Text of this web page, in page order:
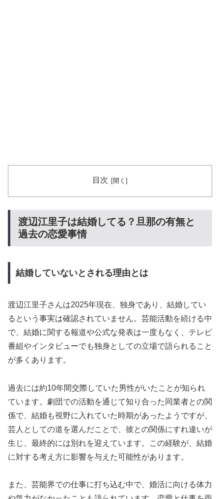
目次
渡辺江里子は結婚してる？旦那の有無と
過去の恋愛事情
結婚していないとされる理由とは
渡辺江里子さんは2025年現在、独身であり、結婚してい
るという事実は確認されていません。芸能活動を続ける中
で、結婚に関する報道や公式な発表は一度もなく、テレビ
番組やインタビューでも独身としての立場で語られること
が多くあります。
過去には約10年間交際していた男性がいたことが知られ
ています。劇団での活動を通じて知り合った同業者との関
係で、結婚も視野に入れていた時期があったようですが、
芸人としての道を選んだことで、彼との関係にすれ違いが
生じ、最終的には別れを迎えています。この経験が、結婚
に対する考え方に影響を与えた可能性があります。
また、芸能界での仕事に打ち込む中で、婚活に向ける体力